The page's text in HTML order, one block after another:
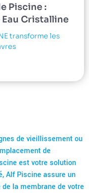
Piscine :
Cristalline
transforme les
de vieillissement ou
de
est votre solution
Alf Piscine assure un
la membrane de votre